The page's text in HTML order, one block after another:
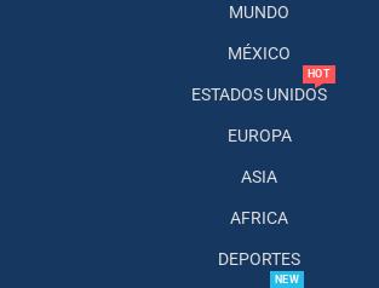
MUNDO
MÉXICO
ESTADOS UNIDOS
HOT
EUROPA
ASIA
AFRICA
DEPORTES
NEW